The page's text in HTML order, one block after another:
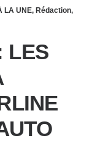
LA UNE, Rédaction,
LES